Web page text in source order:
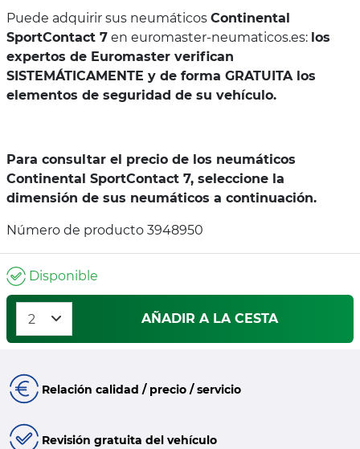
Puede adquirir sus neumáticos Continental
SportContact 7 en euromaster-neumaticos.es: los
expertos de Euromaster verifican
SISTEMÁTICAMENTE y de forma GRATUITA los
elementos de seguridad de su vehículo.
Para consultar el precio de los neumáticos
Continental SportContact 7, seleccione la
dimensión de sus neumáticos a continuación.
Número de producto 3948950
Disponible
AÑADIR A LA CESTA
Relación calidad / precio / servicio
Revisión gratuita del vehículo